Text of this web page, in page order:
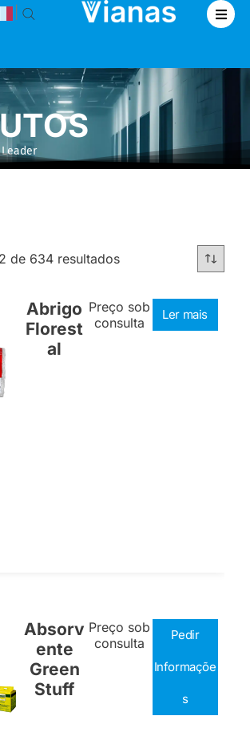
de 634 resultados
Abrigo
Florest
al
Preço sob
consulta
Ler mais
Absorv
ente
Green
Stuff
Preço sob
consulta
Pedir
Informaçõe
s